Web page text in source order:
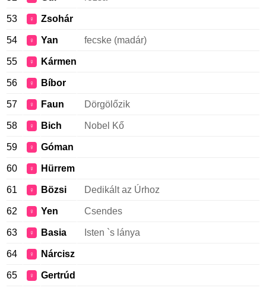
53 ♀ Zsohár
54 ♀ Yan fecske (madár)
55 ♀ Kármen
56 ♀ Bíbor
57 ♀ Faun Dörgölőzik
58 ♀ Bich Nobel Kő
59 ♀ Góman
60 ♀ Hürrem
61 ♀ Bözsi Dedikált az Úrhoz
62 ♀ Yen Csendes
63 ♀ Basia Isten `s lánya
64 ♀ Nárcisz
65 ♀ Gertrúd